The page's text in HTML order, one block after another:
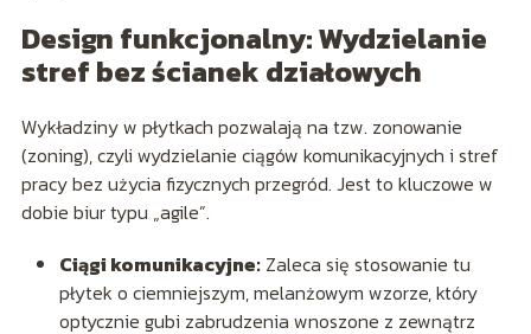
Design funkcjonalny: Wydzielanie
stref bez ścianek działowych
Wykładziny w płytkach pozwalają na tzw. zonowanie
(zoning), czyli wydzielanie ciągów komunikacyjnych i stref
pracy bez użycia fizycznych przegród. Jest to kluczowe w
dobie biur typu „agile”.
Ciągi komunikacyjne:Zaleca się stosowanie tu
płytek o ciemniejszym, melanżowym wzorze, który
optycznie gubi zabrudzenia wnoszone z zewnątrz